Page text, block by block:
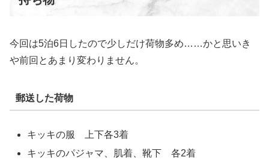
今回は5泊6日したので少しだけ荷物多め……かと思いき
や前回とあまり変わりません。
郵送した荷物
キッキの服 上下各3着
キッキのパジャマ、肌着、靴下 各2着